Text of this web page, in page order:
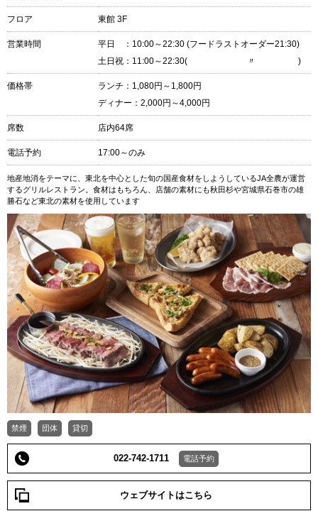
フロア 東館 3F
営業時間
平日 ：10:00～22:30 (フードラストオーダー21:30)
土日祝：11:00～22:30( 〃 )
価格帯
ランチ：1,080円～1,800円
ディナー：2,000円～4,000円
席数 店内64席
電話予約 17:00～のみ
地産地消をテーマに、東北を中心とした旬の国産食材をしようしているJA全農が運営
するグリルレストラン。食材はもちろん、店舗の素材にも秋田杉や宮城県石巻市の雄
勝石など東北の素材を使用しています
禁煙 団体 貸切
022-742-1711 電話予約
ウェブサイトはこちら